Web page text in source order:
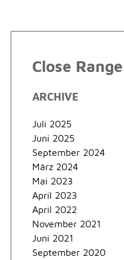
Close
ARCHIVE
Juli 2025
Juni 2025
September 2024
März 2024
Mai 2023
April 2023
April 2022
November 2021
Juni 2021
September 2020